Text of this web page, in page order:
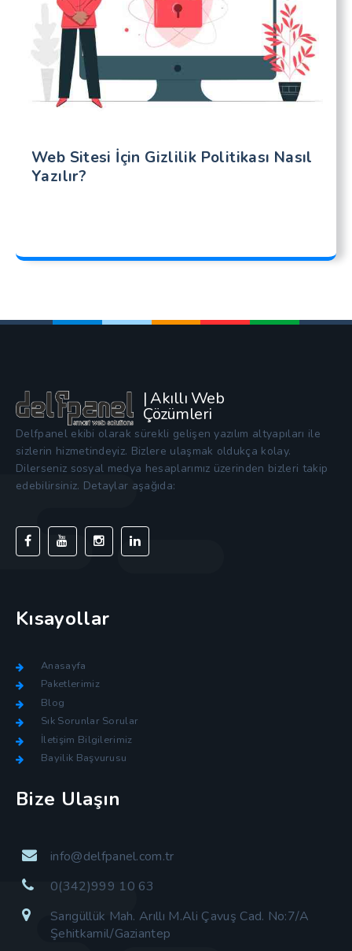
Web Sitesi İçin Gizlilik Politikası Nasıl
Yazılır?
| Akıllı Web
Çözümleri
Delfpanel ekibi olarak sürekli gelişen yazılım altyapıları ile
sizlerin hizmetindeyiz. Bizlere ulaşmak oldukça kolay.
Dilerseniz sosyal medya hesaplarımız üzerinden bizleri takip
edebilirsiniz. Detaylar aşağıda:
Kısayollar
Anasayfa
Paketlerimiz
Blog
Sık Sorunlar Sorular
İletişim Bilgilerimiz
Bayilik Başvurusu
Bize Ulaşın
info@delfpanel.com.tr
0(342)999 10 63
Sarıgüllük Mah. Arıllı M.Ali Çavuş Cad. No:7/A
Şehitkamil/Gaziantep